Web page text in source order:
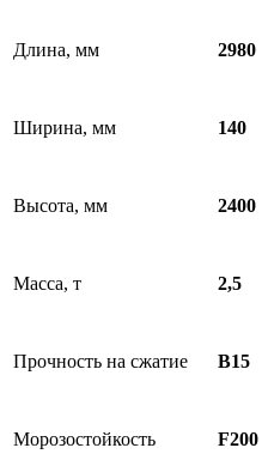
Длина, мм 2980
Ширина, мм 140
Высота, мм 2400
Масса, т 2,5
Прочность на сжатие B15
Морозостойкость F200